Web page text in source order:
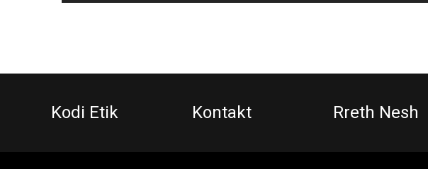
Kodi Etik Kontakt Rreth Nesh